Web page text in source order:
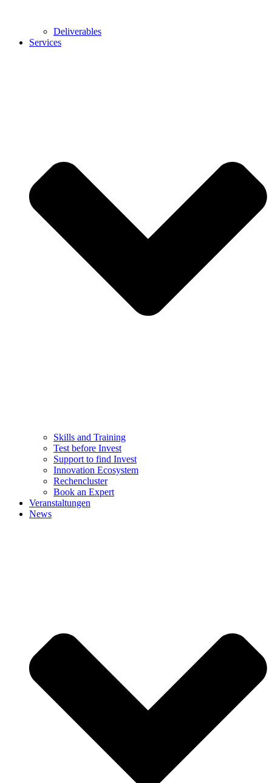
Deliverables
Services
Skills and Training
Test before Invest
Support to find Invest
Innovation Ecosystem
Rechencluster​
Book an Expert
Veranstaltungen
News